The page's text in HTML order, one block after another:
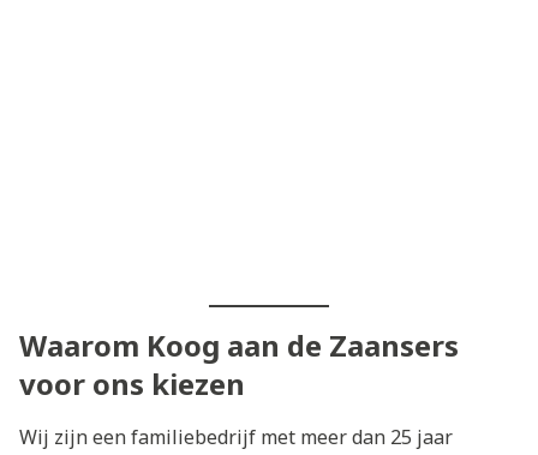
Waarom Koog aan de Zaansers
voor ons kiezen
Wij zijn een familiebedrijf met meer dan 25 jaar